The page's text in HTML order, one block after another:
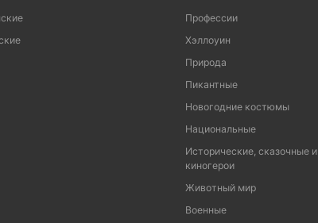
Профессии
Хэллоуин
Природа
Пикантные
Новогодние костюмы
Национальные
Исторические, сказочные и
киногерои
Животный мир
Военные